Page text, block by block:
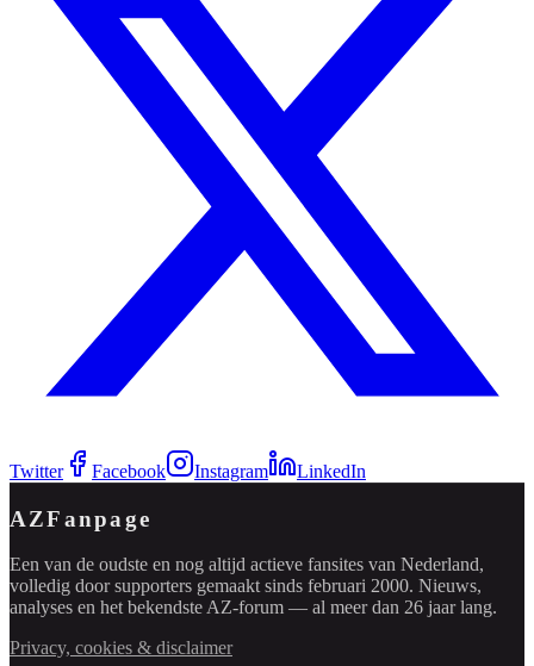
Twitter Facebook Instagram LinkedIn
AZFanpage
Een van de oudste en nog altijd actieve fansites van Nederland,
volledig door supporters gemaakt sinds februari 2000. Nieuws,
analyses en het bekendste AZ-forum — al meer dan 26 jaar lang.
Privacy, cookies & disclaimer